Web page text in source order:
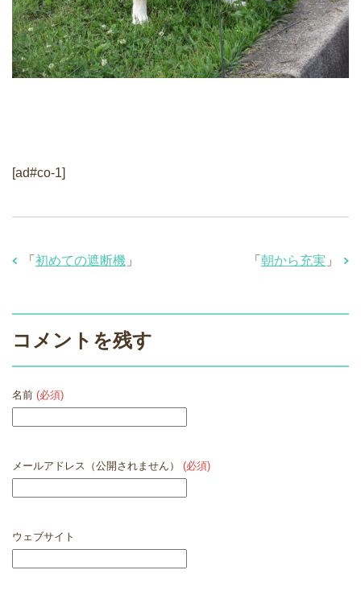
[ad#co-1]
「 朝から充実 」
「 初めての遮断機 」
コメントを残す
名前 (必須)
メールアドレス（公開されません） (必須)
ウェブサイト